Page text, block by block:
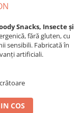
Snacks, Insecte și
fără gluten, cu
sensibili. Fabricată în
artificiali.
COS